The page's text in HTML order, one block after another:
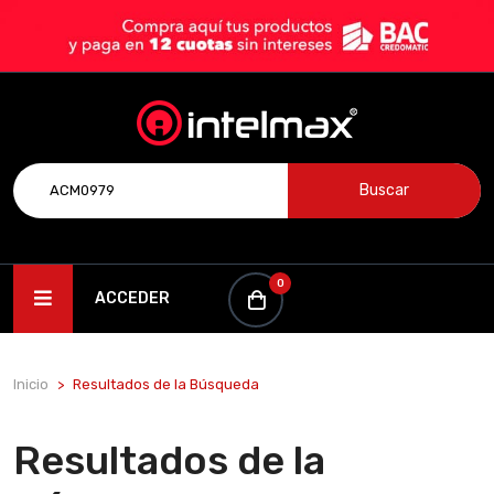
Buscar
ACCEDER
0
Inicio Resultados de la Búsqueda
Resultados de la